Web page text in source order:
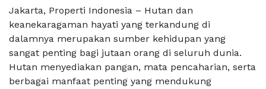
Jakarta, Properti Indonesia – Hutan dan
keanekaragaman hayati yang terkandung di
dalamnya merupakan sumber kehidupan yang
sangat penting bagi jutaan orang di seluruh dunia.
Hutan menyediakan pangan, mata pencaharian, serta
berbagai manfaat penting yang mendukung